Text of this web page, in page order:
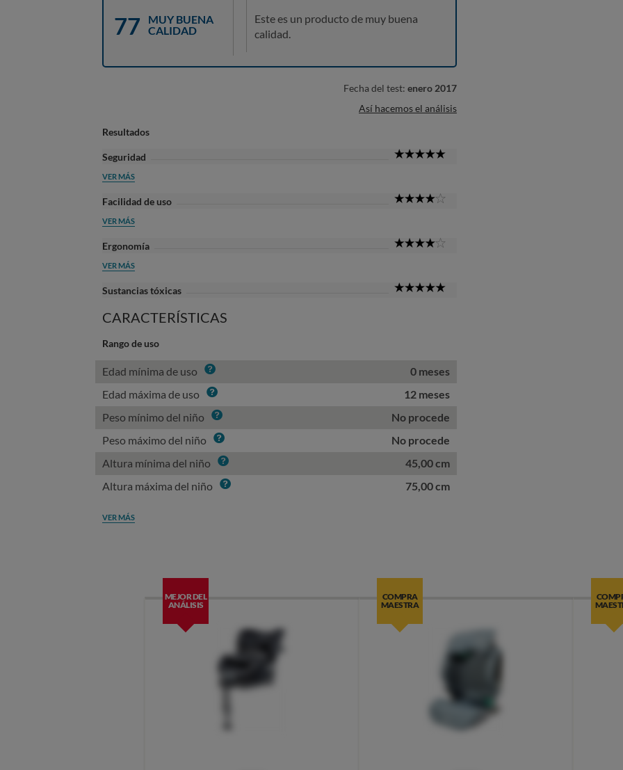
77
MUY BUENA
CALIDAD
Este es un producto de muy buena
calidad.
Fecha del test: enero 2017
Así hacemos el análisis
Resultados
Seguridad
VER MÁS
Facilidad de uso
VER MÁS
Ergonomía
VER MÁS
Sustancias tóxicas
CARACTERÍSTICAS
Rango de uso
Edad mínima de uso Info
0 meses
Edad máxima de uso Info
12 meses
Peso mínimo del niño Info
No procede
Peso máximo del niño Info
No procede
Altura mínima del niño Info
45,00 cm
Altura máxima del niño Info 75,00 cm
VER MÁS
MEJOR DEL
ANÁLISIS
COMPRA
MAESTRA